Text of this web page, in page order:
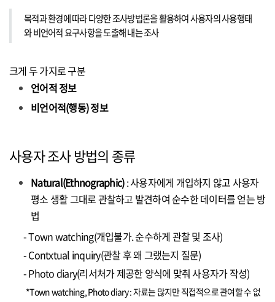
목적과 환경에 따라 다양한 조사방법론을 활용하여 사용자의 사용행태
와 비언어적 요구사항을 도출해 내는 조사
크게 두 가지로 구분
언어적 정보
비언어적(행동) 정보
사용자 조사 방법의 종류
Natural(Ethnographic): 사용자에게 개입하지 않고 사용자
평소 생활 그대로 관찰하고 발견하여 순수한 데이터를 얻는 방
법
- Town watching(개입불가. 순수하게 관찰 및 조사)
- Contxtual inquiry(관찰 후 왜 그랬는지 질문)
- Photo diary(리서처가 제공한 양식에 맞춰 사용자가 작성)
*Town watching, Photo diary : 자료는 많지만 직접적으로 관여할 수 없